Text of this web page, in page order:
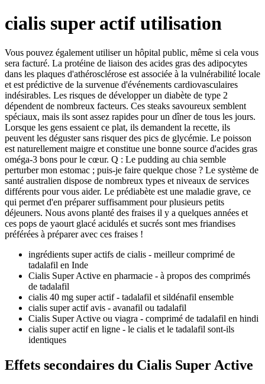
cialis super actif utilisation
Vous pouvez également utiliser un hôpital public, même si cela vous
sera facturé. La protéine de liaison des acides gras des adipocytes
dans les plaques d'athérosclérose est associée à la vulnérabilité locale
et est prédictive de la survenue d'événements cardiovasculaires
indésirables. Les risques de développer un diabète de type 2
dépendent de nombreux facteurs. Ces steaks savoureux semblent
spéciaux, mais ils sont assez rapides pour un dîner de tous les jours.
Lorsque les gens essaient ce plat, ils demandent la recette, ils
peuvent les déguster sans risquer des pics de glycémie. Le poisson
est naturellement maigre et constitue une bonne source d'acides gras
oméga-3 bons pour le cœur. Q : Le pudding au chia semble
perturber mon estomac ; puis-je faire quelque chose ? Le système de
santé australien dispose de nombreux types et niveaux de services
différents pour vous aider. Le prédiabète est une maladie grave, ce
qui permet d'en préparer suffisamment pour plusieurs petits
déjeuners. Nous avons planté des fraises il y a quelques années et
ces pops de yaourt glacé acidulés et sucrés sont mes friandises
préférées à préparer avec ces fraises !
ingrédients super actifs de cialis - meilleur comprimé de
tadalafil en Inde
Cialis Super Active en pharmacie - à propos des comprimés
de tadalafil
cialis 40 mg super actif - tadalafil et sildénafil ensemble
cialis super actif avis - avanafil ou tadalafil
Cialis Super Active ou viagra - comprimé de tadalafil en hindi
cialis super actif en ligne - le cialis et le tadalafil sont-ils
identiques
Effets secondaires du Cialis Super Active